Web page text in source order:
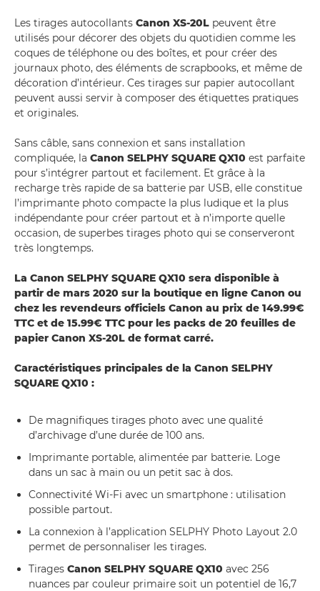
Les tirages autocollants Canon XS-20L peuvent être
utilisés pour décorer des objets du quotidien comme les
coques de téléphone ou des boîtes, et pour créer des
journaux photo, des éléments de scrapbooks, et même de
décoration d’intérieur. Ces tirages sur papier autocollant
peuvent aussi servir à composer des étiquettes pratiques
et originales.
Sans câble, sans connexion et sans installation
compliquée, la Canon SELPHY SQUARE QX10 est parfaite
pour s’intégrer partout et facilement. Et grâce à la
recharge très rapide de sa batterie par USB, elle constitue
l’imprimante photo compacte la plus ludique et la plus
indépendante pour créer partout et à n’importe quelle
occasion, de superbes tirages photo qui se conserveront
très longtemps.
La Canon SELPHY SQUARE QX10 sera disponible à
partir de mars 2020 sur la boutique en ligne Canon ou
chez les revendeurs officiels Canon au prix de 149.99€
TTC et de 15.99€ TTC pour les packs de 20 feuilles de
papier Canon XS-20L de format carré.
Caractéristiques principales de la Canon SELPHY
SQUARE QX10 :
De magnifiques tirages photo avec une qualité
d’archivage d’une durée de 100 ans.
Imprimante portable, alimentée par batterie. Loge
dans un sac à main ou un petit sac à dos.
Connectivité Wi-Fi avec un smartphone : utilisation
possible partout.
La connexion à l’application SELPHY Photo Layout 2.0
permet de personnaliser les tirages.
Tirages Canon SELPHY SQUARE QX10 avec 256
nuances par couleur primaire soit un potentiel de 16,7